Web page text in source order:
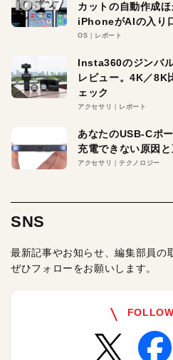
カットの自動作成
iPhoneがAIの入り
OS レポート
Insta360のジンバ
レビュー。4K／8K
ェック
アクセサリ レポート
あなたのUSB-Cポ
充電できない原因
アクセサリ テクノロジー
SNS
最新記事やお知らせ、編集部員の
ぜひフォローをお願いします。